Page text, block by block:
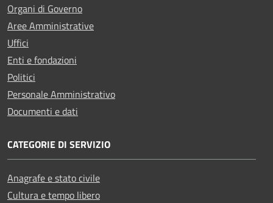
Organi di Governo
Aree Amministrative
Uffici
Enti e fondazioni
Politici
Personale Amministrativo
Documenti e dati
CATEGORIE DI SERVIZIO
Anagrafe e stato civile
Cultura e tempo libero